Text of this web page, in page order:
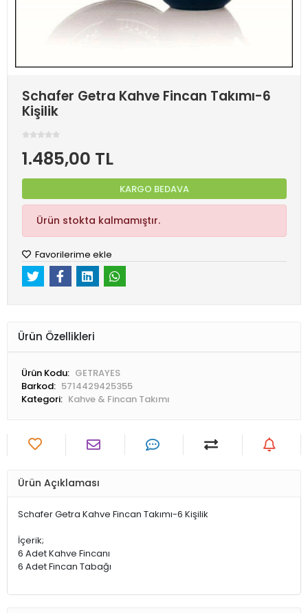
Schafer Getra Kahve Fincan Takımı-6
Kişilik
1.485,00 TL
KARGO BEDAVA
Ürün stokta kalmamıştır.
Favorilerime ekle
Ürün Özellikleri
Ürün Kodu: GETRAYES
Barkod: 5714429425355
Kategori: Kahve & Fincan Takımı
Ürün Açıklaması
Schafer Getra Kahve Fincan Takımı-6 Kişilik
İçerik;
6 Adet Kahve Fincanı
6 Adet Fincan Tabağı